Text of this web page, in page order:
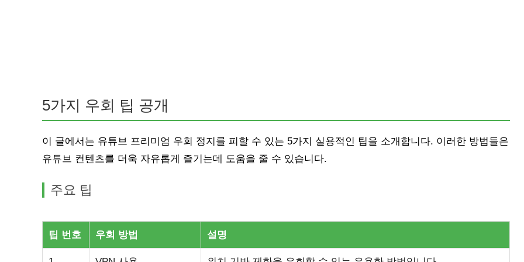
5가지 우회 팁 공개
이 글에서는 유튜브 프리미엄 우회 정지를 피할 수 있는 5가지 실용적인 팁을 소개합니다. 이러한 방법들은
유튜브 컨텐츠를 더욱 자유롭게 즐기는데 도움을 줄 수 있습니다.
주요 팁
팁 번호 우회 방법 설명